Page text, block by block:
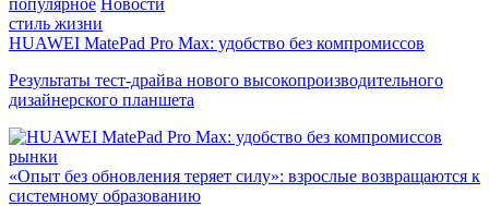
популярное Новости
стиль жизни
HUAWEI MatePad Pro Max: удобство без компромиссов
Результаты тест-драйва нового высокопроизводительного
дизайнерского планшета
рынки
«Опыт без обновления теряет силу»: взрослые возвращаются к
системному образованию